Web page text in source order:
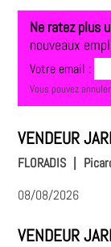
Ne ratez plus
nouveaux
Votre email :
Vous pouvez
VENDEUR
FLORADIS |
08/08/2026
VENDEUR